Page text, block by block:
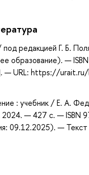
редакцией Г. Б.
образование). —
— URL: https://
: учебник / Е. А.
— 427 с. — ISBN
09.12.2025). — Текст